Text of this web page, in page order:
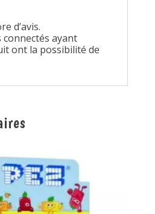
d’avis.
connectés ayant
ont la possibilité de